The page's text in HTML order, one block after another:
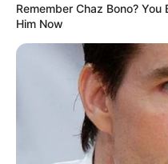
Remember Chaz Bono?
Him Now